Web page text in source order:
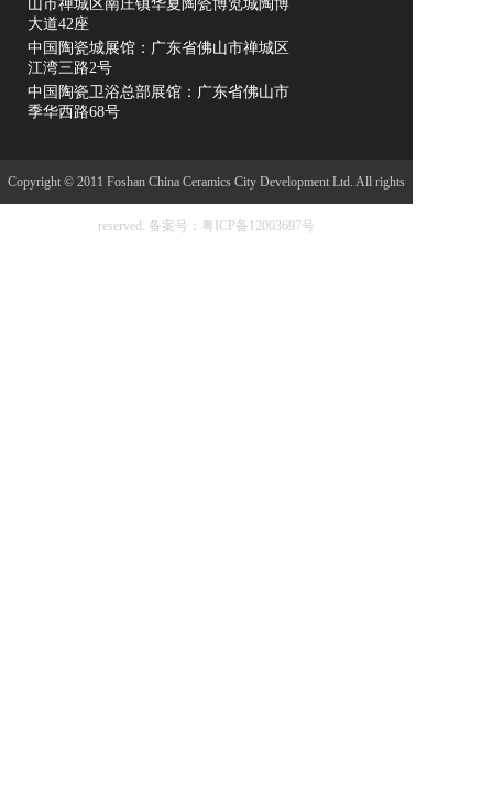
山市禅城区南庄镇华夏陶瓷博览城陶博
大道42座
中国陶瓷城展馆：广东省佛山市禅城区
江湾三路2号
中国陶瓷卫浴总部展馆：广东省佛山市
季华西路68号
Copyright © 2011 Foshan China Ceramics City Development Ltd. All rights
reserved. 备案号：粤ICP备12003697号